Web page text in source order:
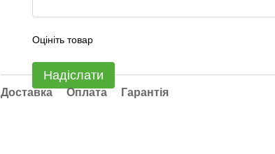
Оцініть товар
Надіслати
Доставка Оплата Гарантія